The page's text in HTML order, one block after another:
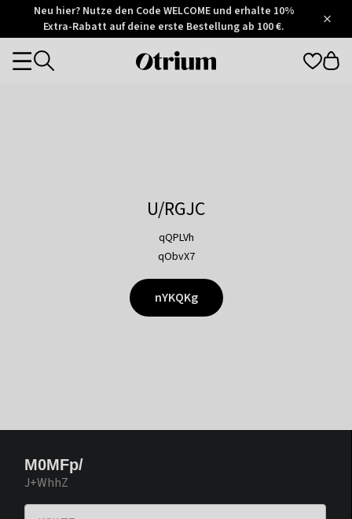
Otrium
Trustpilot
Neu hier? Nutze den Code WELCOME und erhalte 10%
Extra-Rabatt auf deine erste Bestellung ab 100 €.
Otrium
Categories
U/RGJC
qQPLVh
qObvX7
nYKQKg
M0MFp/
J+WhhZ